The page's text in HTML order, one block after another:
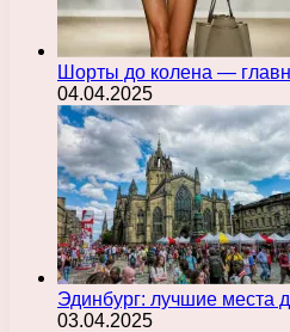
Шорты до колена —
04.04.2025
Эдинбург: лучшие места
03.04.2025